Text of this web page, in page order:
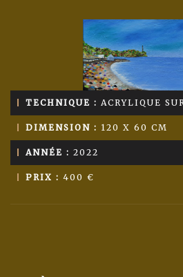
TECHNIQUE : ACRYLIQUE
DIMENSION : 120 X 60 CM
ANNÉE : 2022
PRIX : 400 €